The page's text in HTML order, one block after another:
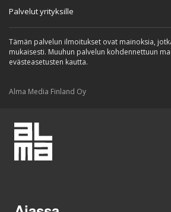
Palvelut yrityksille
Tämän palvelun ilmoitukset ovat mainoksia,
mukaisesti. Muuhun palvelun kohdennettuun
evästeasetusten kautta.
Alma Media Finland Oy